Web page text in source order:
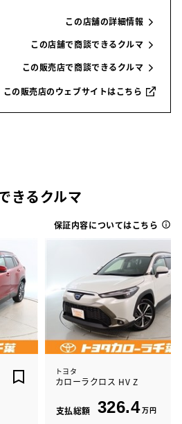
この店舗の詳細情報
この店舗で商談できるクルマ
この販売店で商談できるクルマ
この販売店のウェブサイトはこちら
きるクルマ
保証内容についてはこちら
トヨタ
カローラクロス HV Z
支払総額 326.4万円